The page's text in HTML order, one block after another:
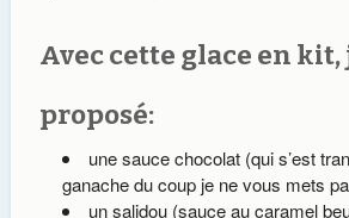
Avec cette glace en kit,
proposé:
une sauce chocolat (qui s’est
ganache du coup je ne vous mets
un salidou (sauce au caramel